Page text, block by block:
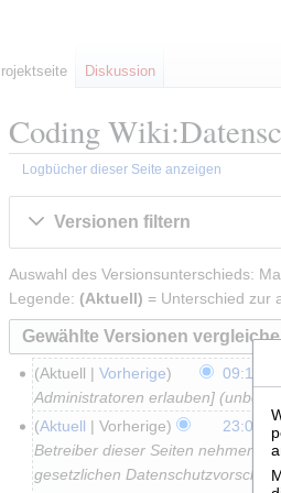
Coding
Logbücher dieser Seite anzeigen
Navigation
Suche
Versionen filtern
Auswahl des Versionsunterschieds:
Legende: (Aktuell) = Unterschied zur
Aktuell Vorherige 09:12,
Administratoren erlauben]
Aktuell Vorherige 23:06,
Betreiber dieser Seiten nehmen
gesetzlichen
Diskussion